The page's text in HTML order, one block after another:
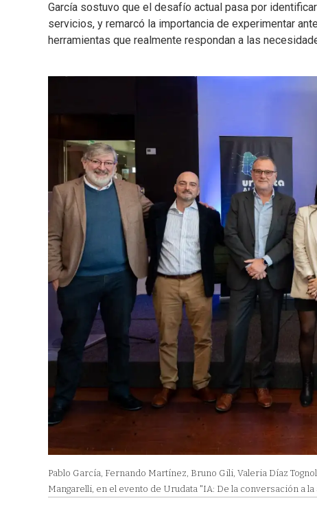
García sostuvo que el desafío actual pasa por
servicios, y remarcó la importancia de experimentar
herramientas que realmente respondan a las
Pablo García, Fernando Martínez, Bruno Gili, Valeria Díaz
Mangarelli, en el evento de Urudata "IA: De la conversación a la